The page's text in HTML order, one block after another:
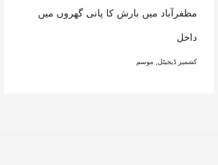
مظفرآباد میں بارش کا پانی گھروں میں
داخل
کشمیر ڈیجیٹل موسم